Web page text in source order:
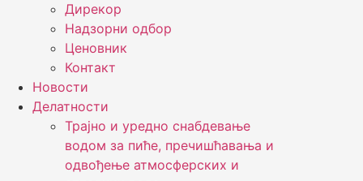
Дирекор
Надзорни одбор
Ценовник
Контакт
Новости
Делатности
Трајно и уредно снабдевање
водом за пиће, пречишћавања и
одвођење атмосферских и